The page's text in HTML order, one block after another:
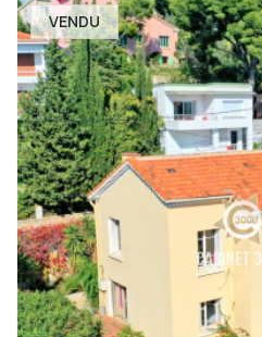
VENDU